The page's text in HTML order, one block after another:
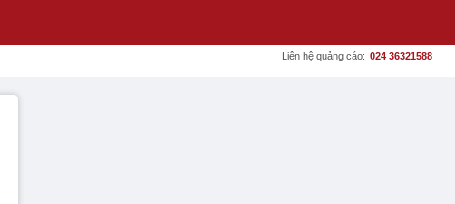
Liên hệ quảng cáo: 024 36321588